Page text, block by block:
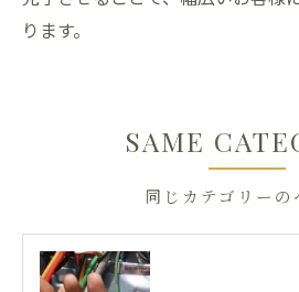
ります。
同じカテゴリーの
SAME